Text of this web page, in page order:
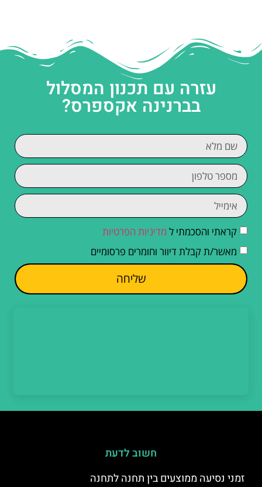
עזרה עם תכנון המסלול
בברנינה אקספרס?
קראתי והסכמתי ל מדיניות הפרטיות
מאשר/ת קבלת דיוור וחומרים פרסומיים
שליחה
חשוב לדעת
זמני נסיעה ממוצעים בין תחנה לתחנה